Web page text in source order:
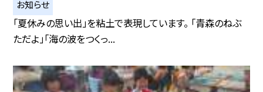
お知らせ
「夏休みの思い出」を粘土で表現しています。 「青森のねぶ
ただよ」「海の波をつくっ...